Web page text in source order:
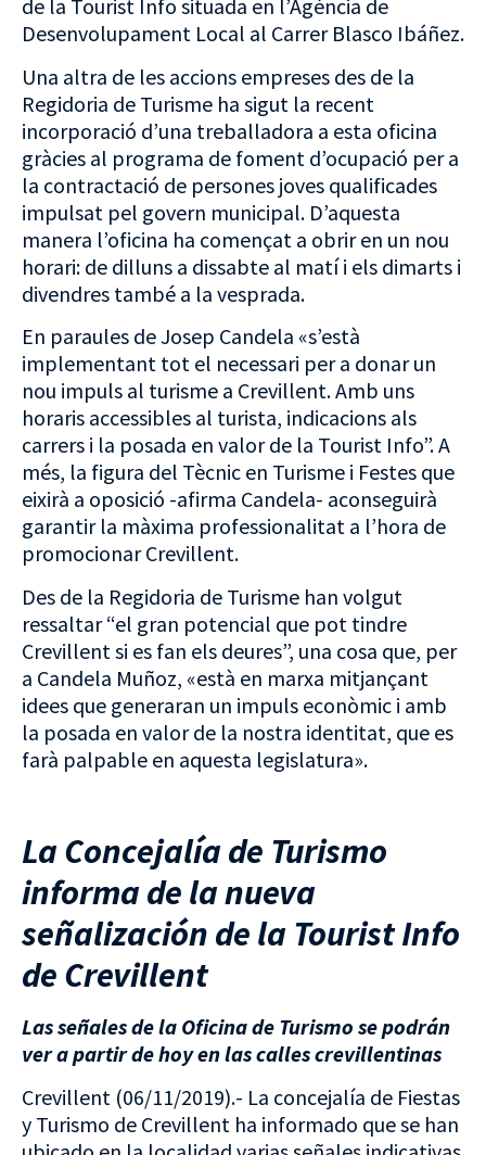
de la Tourist Info situada en l’Agència de
Desenvolupament Local al Carrer Blasco Ibáñez.
Una altra de les accions empreses des de la
Regidoria de Turisme ha sigut la recent
incorporació d’una treballadora a esta oficina
gràcies al programa de foment d’ocupació per a
la contractació de persones joves qualificades
impulsat pel govern municipal. D’aquesta
manera l’oficina ha començat a obrir en un nou
horari: de dilluns a dissabte al matí i els dimarts i
divendres també a la vesprada.
En paraules de Josep Candela «s’està
implementant tot el necessari per a donar un
nou impuls al turisme a Crevillent. Amb uns
horaris accessibles al turista, indicacions als
carrers i la posada en valor de la Tourist Info”. A
més, la figura del Tècnic en Turisme i Festes que
eixirà a oposició -afirma Candela- aconseguirà
garantir la màxima professionalitat a l’hora de
promocionar Crevillent.
Des de la Regidoria de Turisme han volgut
ressaltar “el gran potencial que pot tindre
Crevillent si es fan els deures”, una cosa que, per
a Candela Muñoz, «està en marxa mitjançant
idees que generaran un impuls econòmic i amb
la posada en valor de la nostra identitat, que es
farà palpable en aquesta legislatura».
La Concejalía de Turismo
informa de la nueva
señalización de la Tourist Info
de Crevillent
Las señales de la Oficina de Turismo se podrán
ver a partir de hoy en las calles crevillentinas
Crevillent (06/11/2019).- La concejalía de Fiestas
y Turismo de Crevillent ha informado que se han